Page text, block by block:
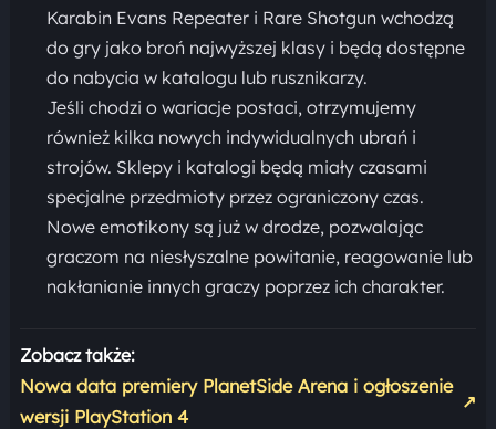
Karabin Evans Repeater i Rare Shotgun wchodzą
do gry jako broń najwyższej klasy i będą dostępne
do nabycia w katalogu lub rusznikarzy.
Jeśli chodzi o wariacje postaci, otrzymujemy
również kilka nowych indywidualnych ubrań i
strojów. Sklepy i katalogi będą miały czasami
specjalne przedmioty przez ograniczony czas.
Nowe emotikony są już w drodze, pozwalając
graczom na niesłyszalne powitanie, reagowanie lub
nakłanianie innych graczy poprzez ich charakter.
Zobacz także:
Nowa data premiery PlanetSide Arena i ogłoszenie
wersji PlayStation 4
↗